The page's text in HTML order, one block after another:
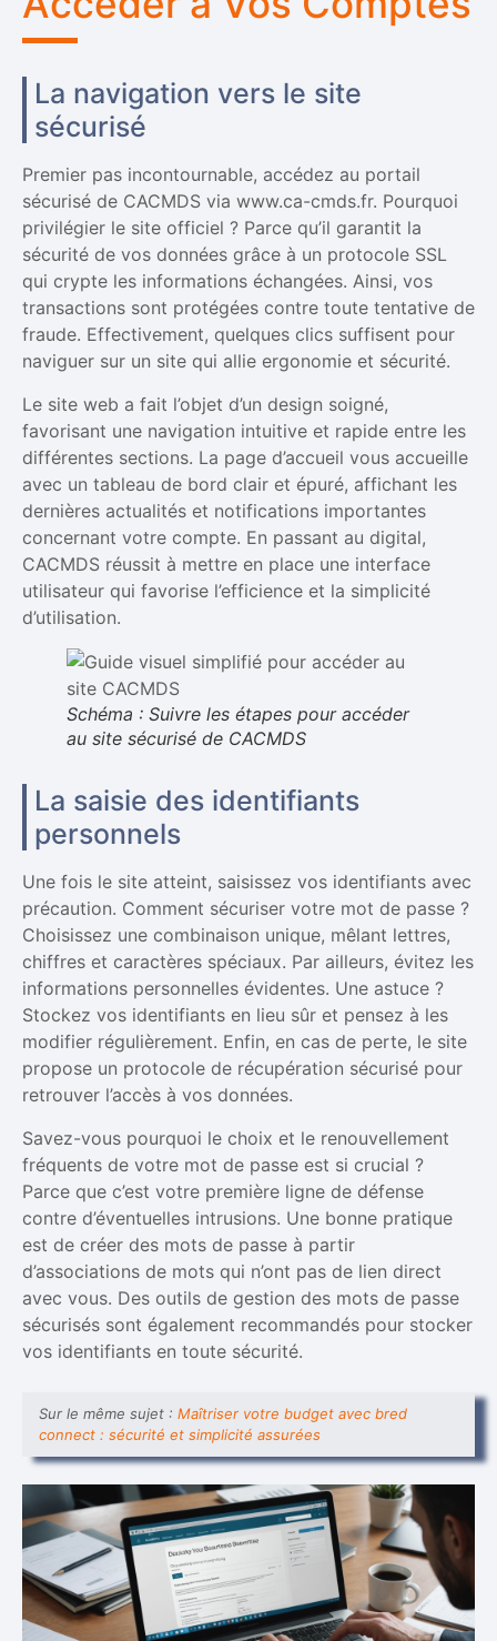
La navigation vers le site
sécurisé
Premier pas incontournable, accédez au portail
sécurisé de CACMDS via www.ca-cmds.fr. Pourquoi
privilégier le site officiel ? Parce qu’il garantit la
sécurité de vos données grâce à un protocole SSL
qui crypte les informations échangées. Ainsi, vos
transactions sont protégées contre toute tentative de
fraude. Effectivement, quelques clics suffisent pour
naviguer sur un site qui allie ergonomie et sécurité.
Le site web a fait l’objet d’un design soigné,
favorisant une navigation intuitive et rapide entre les
différentes sections. La page d’accueil vous accueille
avec un tableau de bord clair et épuré, affichant les
dernières actualités et notifications importantes
concernant votre compte. En passant au digital,
CACMDS réussit à mettre en place une interface
utilisateur qui favorise l’efficience et la simplicité
d’utilisation.
Schéma : Suivre les étapes pour accéder
au site sécurisé de CACMDS
La saisie des identifiants
personnels
Une fois le site atteint, saisissez vos identifiants avec
précaution. Comment sécuriser votre mot de passe ?
Choisissez une combinaison unique, mêlant lettres,
chiffres et caractères spéciaux. Par ailleurs, évitez les
informations personnelles évidentes. Une astuce ?
Stockez vos identifiants en lieu sûr et pensez à les
modifier régulièrement. Enfin, en cas de perte, le site
propose un protocole de récupération sécurisé pour
retrouver l’accès à vos données.
Savez-vous pourquoi le choix et le renouvellement
fréquents de votre mot de passe est si crucial ?
Parce que c’est votre première ligne de défense
contre d’éventuelles intrusions. Une bonne pratique
est de créer des mots de passe à partir
d’associations de mots qui n’ont pas de lien direct
avec vous. Des outils de gestion des mots de passe
sécurisés sont également recommandés pour stocker
vos identifiants en toute sécurité.
Sur le même sujet : Maîtriser votre budget avec bred
connect : sécurité et simplicité assurées